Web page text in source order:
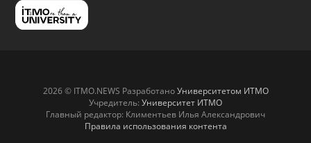
2026 © ITMO.NEWS РазработаноУниверситетом ИТМО
Учредитель: Университет ИТМО
Главный редактор: Климентьев Илья Александрович
Правила использования контента